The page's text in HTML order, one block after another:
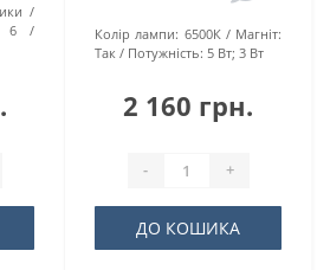
6
Колір лампи: 6500К
Магніт:
Так
Потужність: 5 Вт; 3 Вт
2 160 грн.
- +
ДО КОШИКА